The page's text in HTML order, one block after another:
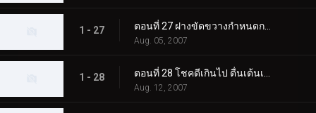
1 - 27 ตอนที่ 27 ฝางขัดขวางกำหนดการ
Aug. 05, 2007
1 - 28
Aug. 12, 2007